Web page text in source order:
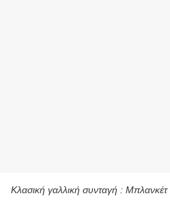
Κλασική γαλλική συνταγή : Μπλανκέτ